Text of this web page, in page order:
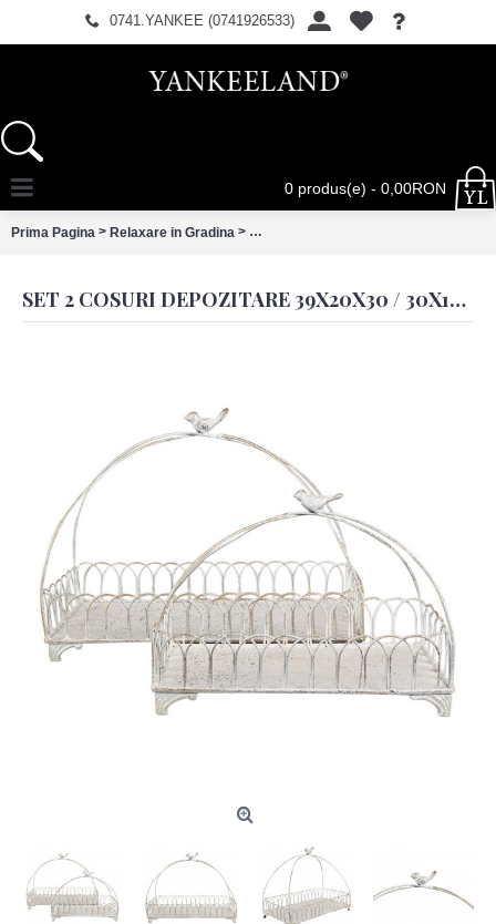
0741.YANKEE (0741926533)
0 produs(e) - 0,00RON
Prima Pagina > Relaxare in Gradina > Set 2 cosuri depozitare 39x20x30 /
SET 2 COSURI DEPOZITARE 39X20X30 / 30X15X22 CM, CLAYRE & EEF